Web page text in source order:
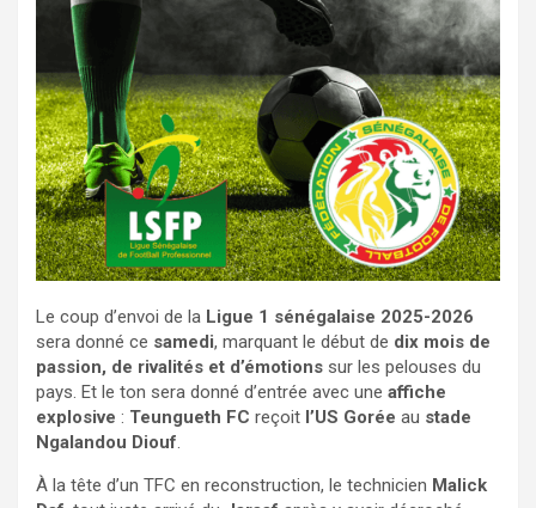
Le coup d’envoi de la Ligue 1 sénégalaise 2025-2026
sera donné ce samedi, marquant le début de dix mois de
passion, de rivalités et d’émotions sur les pelouses du
pays. Et le ton sera donné d’entrée avec une affiche
explosive : Teungueth FC reçoit l’US Gorée au stade
Ngalandou Diouf.
À la tête d’un TFC en reconstruction, le technicien Malick